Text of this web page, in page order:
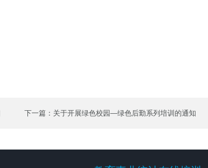
下一篇：关于开展绿色校园—绿色后勤系列培训的通知